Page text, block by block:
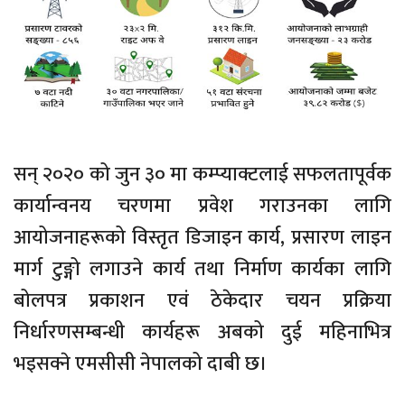
सन् २०२० को जुन ३० मा कम्प्याक्टलाई सफलतापूर्वक
कार्यान्वनय चरणमा प्रवेश गराउनका लागि
आयोजनाहरूको विस्तृत डिजाइन कार्य, प्रसारण लाइन
मार्ग टुङ्गो लगाउने कार्य तथा निर्माण कार्यका लागि
बोलपत्र प्रकाशन एवं ठेकेदार चयन प्रक्रिया
निर्धारणसम्बन्धी कार्यहरू अबको दुई महिनाभित्र
भइसक्ने एमसीसी नेपालको दाबी छ।